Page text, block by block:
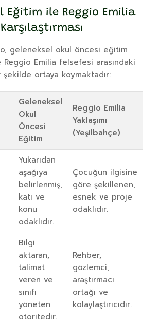
Eğitim ile Reggio Emilia
geleneksel okul öncesi eğitim
Reggio Emilia felsefesi arasındaki
ortaya koymaktadır:
Geleneksel
Okul
Öncesi
Eğitim
Reggio Emilia
Yaklaşımı
(Yeşilbahçe)
Yukarıdan
aşağıya
belirlenmiş,
katı ve
konu
odaklıdır.
Çocuğun ilgisine
göre şekillenen,
esnek ve proje
odaklıdır.
Bilgi
aktaran,
talimat
veren ve
sınıfı
yöneten
otoritedir.
Rehber,
gözlemci,
araştırmacı
ortağı ve
kolaylaştırıcıdır.